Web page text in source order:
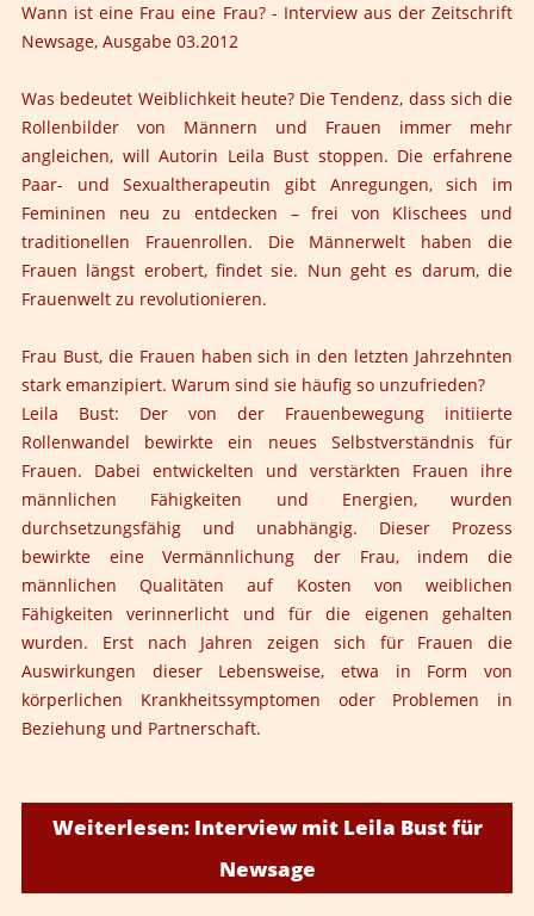
Wann ist eine Frau eine Frau? - Interview aus der Zeitschrift
Newsage, Ausgabe 03.2012
Was bedeutet Weiblichkeit heute? Die Tendenz, dass sich die
Rollenbilder von Männern und Frauen immer mehr
angleichen, will Autorin Leila Bust stoppen. Die erfahrene
Paar- und Sexualtherapeutin gibt Anregungen, sich im
Femininen neu zu entdecken – frei von Klischees und
traditionellen Frauenrollen. Die Männerwelt haben die
Frauen längst erobert, findet sie. Nun geht es darum, die
Frauenwelt zu revolutionieren.
Frau Bust, die Frauen haben sich in den letzten Jahrzehnten
stark emanzipiert. Warum sind sie häufig so unzufrieden?
Leila Bust: Der von der Frauenbewegung initiierte
Rollenwandel bewirkte ein neues Selbstverständnis für
Frauen. Dabei entwickelten und verstärkten Frauen ihre
männlichen Fähigkeiten und Energien, wurden
durchsetzungsfähig und unabhängig. Dieser Prozess
bewirkte eine Vermännlichung der Frau, indem die
männlichen Qualitäten auf Kosten von weiblichen
Fähigkeiten verinnerlicht und für die eigenen gehalten
wurden. Erst nach Jahren zeigen sich für Frauen die
Auswirkungen dieser Lebensweise, etwa in Form von
körperlichen Krankheitssymptomen oder Problemen in
Beziehung und Partnerschaft.
Weiterlesen: Interview mit Leila Bust für
Newsage